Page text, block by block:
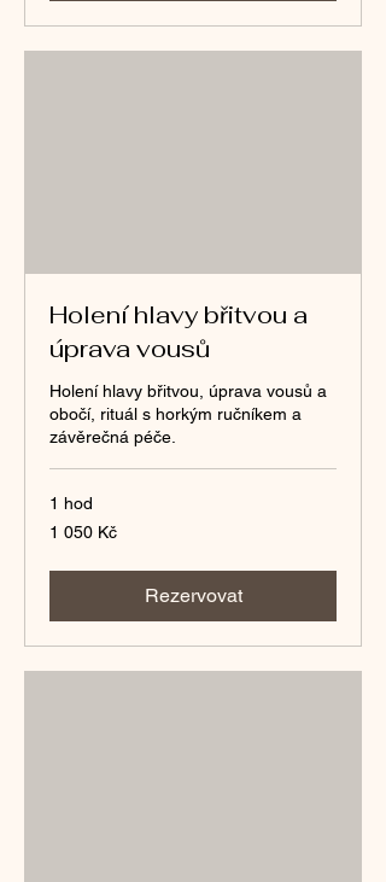
Holení hlavy břitvou a
úprava vousů
Holení hlavy břitvou, úprava vousů a
obočí, rituál s horkým ručníkem a
závěrečná péče.
1 hod
1 050
českých
1 050 Kč
Rezervovat